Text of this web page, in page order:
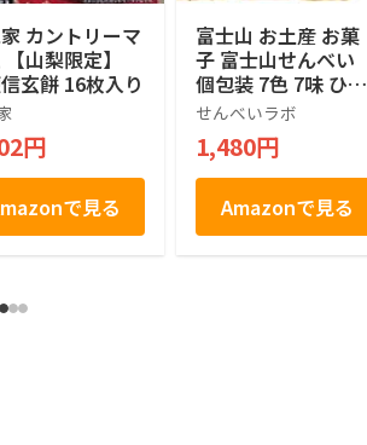
カントリーマ
山梨限定】
玄餅 16枚入り
円
で見る
富士山 お土産 お菓
子 富士山せんべい
個包装 7色 7味 ひと
くち せんべい 1箱 30
枚入り せんべいラボ
せんべいラボ
1,480円
Amazonで見る